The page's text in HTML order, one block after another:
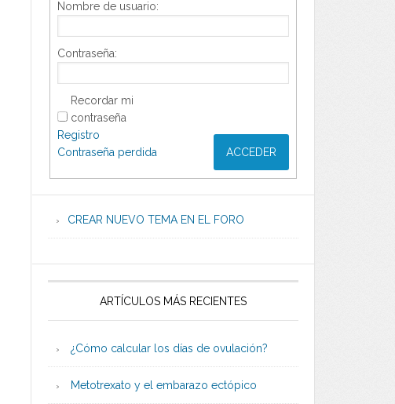
Nombre de usuario:
Contraseña:
Recordar mi
contraseña
ACCEDER
Registro
Contraseña perdida
CREAR NUEVO TEMA EN EL FORO
ARTÍCULOS MÁS RECIENTES
¿Cómo calcular los días de ovulación?
Metotrexato y el embarazo ectópico